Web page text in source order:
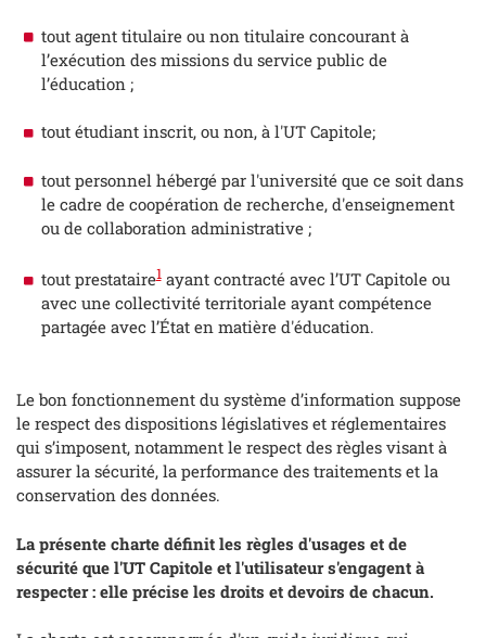
tout agent titulaire ou non titulaire concourant à
l’exécution des missions du service public de
l’éducation ;
tout étudiant inscrit, ou non, à l'UT Capitole;
tout personnel hébergé par l'université que ce soit dans
le cadre de coopération de recherche, d'enseignement
ou de collaboration administrative ;
tout prestataire1ayant contracté avec l’UT Capitole ou
avec une collectivité territoriale ayant compétence
partagée avec l’État en matière d'éducation.
Le bon fonctionnement du système d’information suppose
le respect des dispositions législatives et réglementaires
qui s’imposent, notamment le respect des règles visant à
assurer la sécurité, la performance des traitements et la
conservation des données.
La présente charte définit les règles d'usages et de
sécurité que l'UT Capitole et l'utilisateur s'engagent à
respecter : elle précise les droits et devoirs de chacun.